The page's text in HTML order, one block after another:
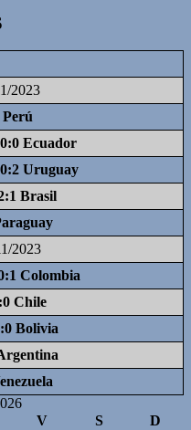
2023
Ecuador
Uruguay
Brasil
2023
Colombia
Chile
Bolivia
V S
D